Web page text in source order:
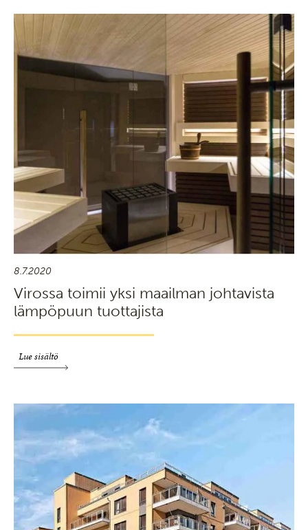
8.7.2020
Virossa toimii yksi maailman johtavista
lämpöpuun tuottajista
Lue sisältö